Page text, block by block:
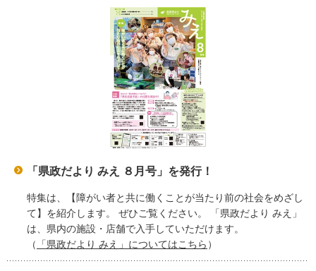
「県政だより みえ ８月号」を発行！
特集は、【障がい者と共に働くことが当たり前の社会をめざし
て】を紹介します。 ぜひご覧ください。 「県政だより みえ」
は、県内の施設・店舗で入手していただけます。
（
「県政だより みえ」についてはこちら ）